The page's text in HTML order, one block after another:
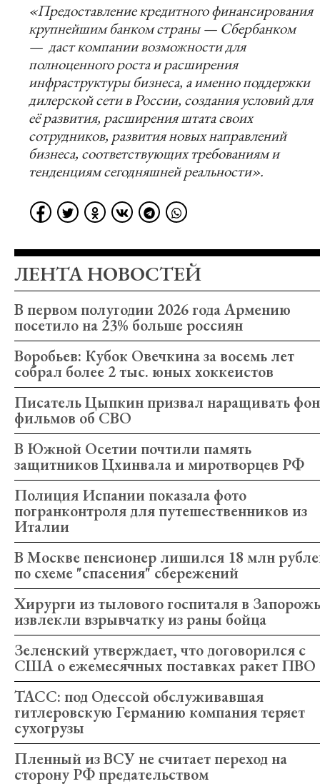
«Предоставление кредитного финансирования
крупнейшим банком страны — Сбербанком
— даст компании возможности для
полноценного роста и расширения
инфраструктуры бизнеса, а именно поддержки
дилерской сети в России, создания условий для
её развития, расширения штата своих
сотрудников, развития новых направлений
бизнеса, соответствующих требованиям и
тенденциям сегодняшней реальности».
ЛЕНТА НОВОСТЕЙ
В первом полугодии 2026 года Армению
посетило на 23% больше россиян
Воробьев: Кубок Овечкина за восемь лет
собрал более 2 тыс. юных хоккеистов
Писатель Цыпкин призвал наращивать
фильмов об СВО
В Южной Осетии почтили память
защитников Цхинвала и миротворцев РФ
Полиция Испании показала фото
погранконтроля для путешественников из
Италии
В Москве пенсионер лишился 18 млн
по схеме "спасения" сбережений
Хирурги из тылового госпиталя в
извлекли взрывчатку из раны бойца
Зеленский утверждает, что договорился с
США о ежемесячных поставках ракет ПВО
ТАСС: под Одессой обслуживавшая
гитлеровскую Германию компания теряет
сухогрузы
Пленный из ВСУ не считает переход на
сторону РФ предательством